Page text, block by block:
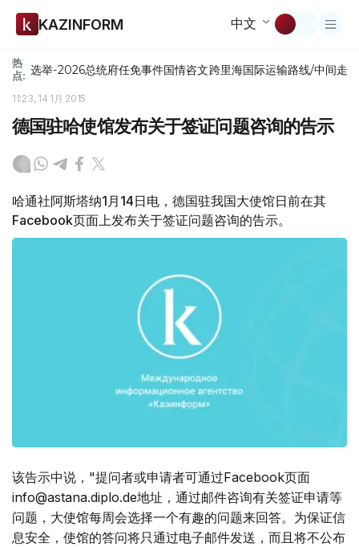
KAZINFORM 中文
热
点: 选举-2026总统府任免事件国情咨文跨里海国际运输路线/中间走廊
11:23, 14 1月 2015
德国驻哈使馆发布关于签证问题咨询的告示
哈通社阿斯塔纳1月14日电，德国驻我国大使馆日前在其
Facebook页面上发布关于签证问题咨询的告示。
该告示中说，"提问者或申请者可通过Facebook页面
info@astana.diplo.de地址，通过邮件咨询有关签证申请等
问题，大使馆每周会选择一个有趣的问题来回答。为保证信
息安全，使馆的答问将只通过电子邮件发送，而且将不公布